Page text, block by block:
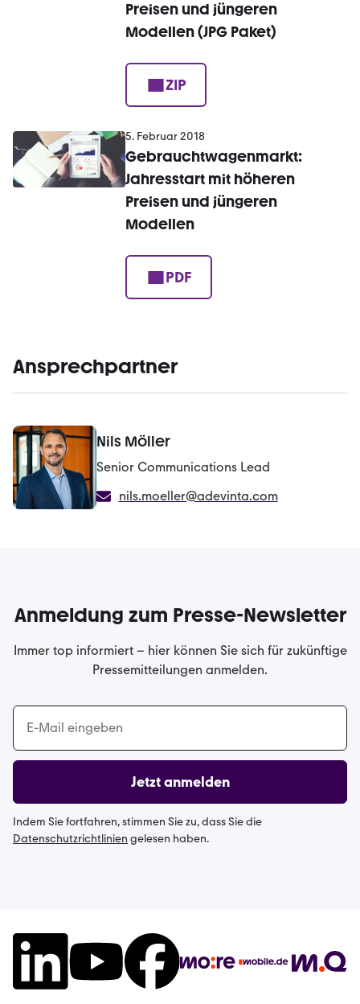
Preisen und jüngeren
Modellen (JPG Paket)
ZIP
5. Februar 2018
Gebrauchtwagenmarkt:
Jahresstart mit höheren
Preisen und jüngeren
Modellen
PDF
Ansprechpartner
Nils Möller
Senior Communications Lead
nils.moeller@adevinta.com
Anmeldung zum Presse-Newsletter
Immer top informiert – hier können Sie sich für zukünftige
Pressemitteilungen anmelden.
Jetzt anmelden
Indem Sie fortfahren, stimmen Sie zu, dass Sie die
Datenschutzrichtlinien gelesen haben.